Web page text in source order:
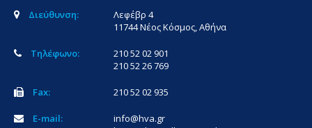
Διεύθυνση:
Λεφέβρ 4
11744 Νέος Κόσμος, Αθήνα
Τηλέφωνο:
210 52 02 901
210 52 26 769
Fax: 210 52 02 935
E-mail:
info@hva.gr